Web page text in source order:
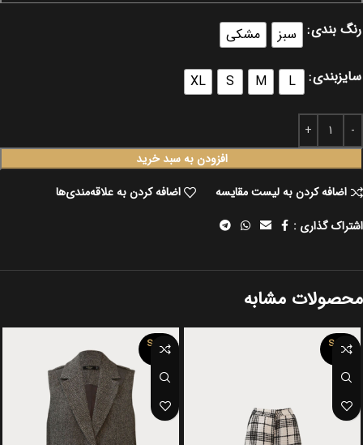
رنگ بندی سبز مشکی
سایزبندی L
M
S
XL
افزودن به سبد خرید
اضافه کردن به لیست مقایسه
اضافه کردن به علاقه‌مندی‌ها
اشتراک گذاری :
محصولات مشابه
SOLD
OUT
SOLD
OUT